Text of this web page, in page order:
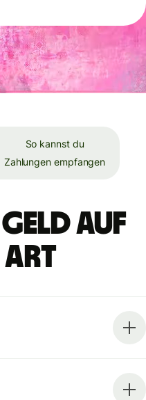
So kannst du
Zahlungen empfangen
Geld auf
Art